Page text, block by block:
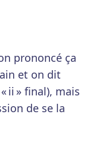
prononcé ça
et on dit
ii » final), mais
de se la